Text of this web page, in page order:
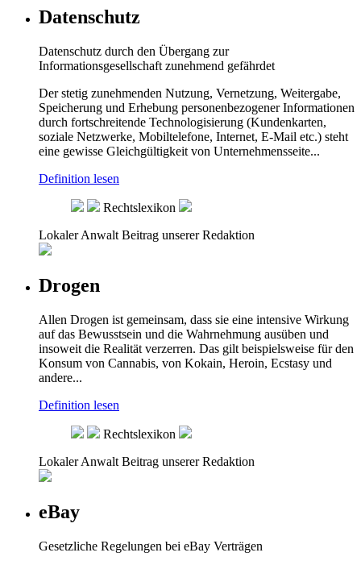
Datenschutz
Datenschutz durch den Übergang zur
Informationsgesellschaft zunehmend gefährdet
Der stetig zunehmenden Nutzung, Vernetzung, Weitergabe,
Speicherung und Erhebung personenbezogener Informationen
durch fortschreitende Technologisierung (Kundenkarten,
soziale Netzwerke, Mobiltelefone, Internet, E-Mail etc.) steht
eine gewisse Gleichgültigkeit von Unternehmensseite...
Definition lesen
Rechtslexikon
Lokaler Anwalt Beitrag unserer Redaktion
Drogen
Allen Drogen ist gemeinsam, dass sie eine intensive Wirkung
auf das Bewusstsein und die Wahrnehmung ausüben und
insoweit die Realität verzerren. Das gilt beispielsweise für den
Konsum von Cannabis, von Kokain, Heroin, Ecstasy und
andere...
Definition lesen
Rechtslexikon
Lokaler Anwalt Beitrag unserer Redaktion
eBay
Gesetzliche Regelungen bei eBay Verträgen